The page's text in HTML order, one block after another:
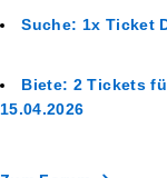
Suche: 1x Ticket
Biete: 2 Tickets
15.04.2026